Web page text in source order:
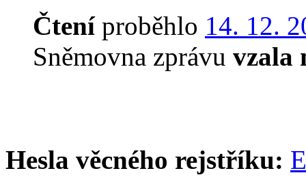
Čteníproběhlo 14. 12.
Sněmovna zprávu vzala
Hesla věcného rejstříku: